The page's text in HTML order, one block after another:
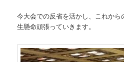
今大会での反省を活かし、これか
生懸命頑張っていきます。